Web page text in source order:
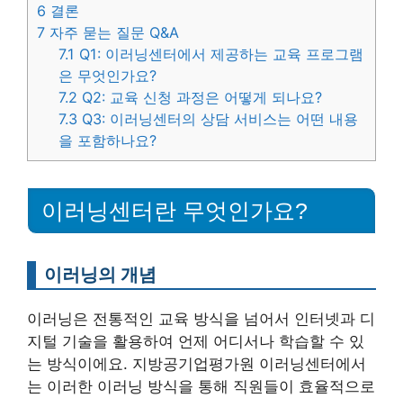
6 결론
7 자주 묻는 질문 Q&A
7.1 Q1: 이러닝센터에서 제공하는 교육 프로그램
은 무엇인가요?
7.2 Q2: 교육 신청 과정은 어떻게 되나요?
7.3 Q3: 이러닝센터의 상담 서비스는 어떤 내용
을 포함하나요?
이러닝센터란 무엇인가요?
이러닝의 개념
이러닝은 전통적인 교육 방식을 넘어서 인터넷과 디
지털 기술을 활용하여 언제 어디서나 학습할 수 있
는 방식이에요. 지방공기업평가원 이러닝센터에서
는 이러한 이러닝 방식을 통해 직원들이 효율적으로